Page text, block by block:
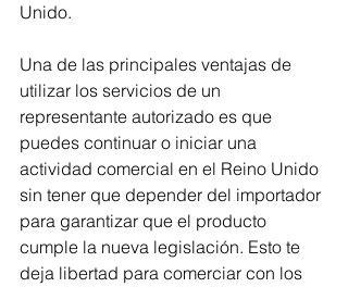
Unido.
Una de las principales ventajas de
utilizar los servicios de un
representante autorizado es que
puedes continuar o iniciar una
actividad comercial en el Reino Unido
sin tener que depender del importador
para garantizar que el producto
cumple la nueva legislación. Esto te
deja libertad para comerciar con los